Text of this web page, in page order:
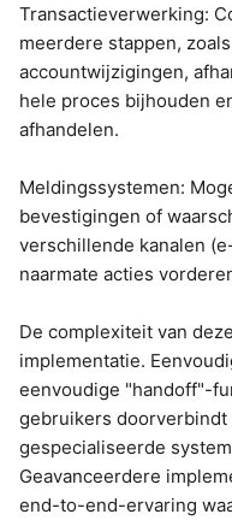
Transactieverwerking:
meerdere stappen,
accountwijzigingen,
hele proces bijhouden
afhandelen.
Meldingssystemen:
bevestigingen of
verschillende kanalen
naarmate acties
De complexiteit van
implementatie.
eenvoudige "handoff"-
gebruikers
gespecialiseerde
Geavanceerdere
end-to-end-ervaring